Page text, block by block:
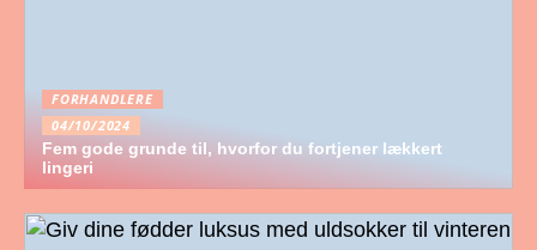
FORHANDLERE
04/10/2024
Fem gode grunde til, hvorfor du fortjener lækkert
lingeri